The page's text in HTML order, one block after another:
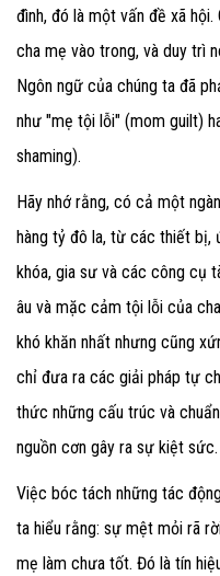
đình, đó là một vấn đề xã
cha mẹ vào trong, và duy trì
Ngôn ngữ của chúng ta đã
như "mẹ tội lỗi" (mom guilt)
shaming).
Hãy nhớ rằng, có cả một
hàng tỷ đô la, từ các thiết bị,
khóa, gia sư và các công cụ
âu và mặc cảm tội lỗi của
khó khăn nhất nhưng cũng
chỉ đưa ra các giải pháp tự
thức những cấu trúc và
nguồn cơn gây ra sự kiệt sức.
Việc bóc tách những tác
ta hiểu rằng: sự mệt mỏi rã
mẹ làm chưa tốt. Đó là tín